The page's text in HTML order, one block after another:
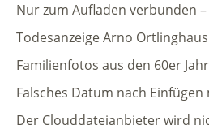
Nur zum Aufladen verbunden
Todesanzeige Arno Ortlinghaus
Familienfotos aus den 60er
Falsches Datum nach
Der Clouddateianbieter wird